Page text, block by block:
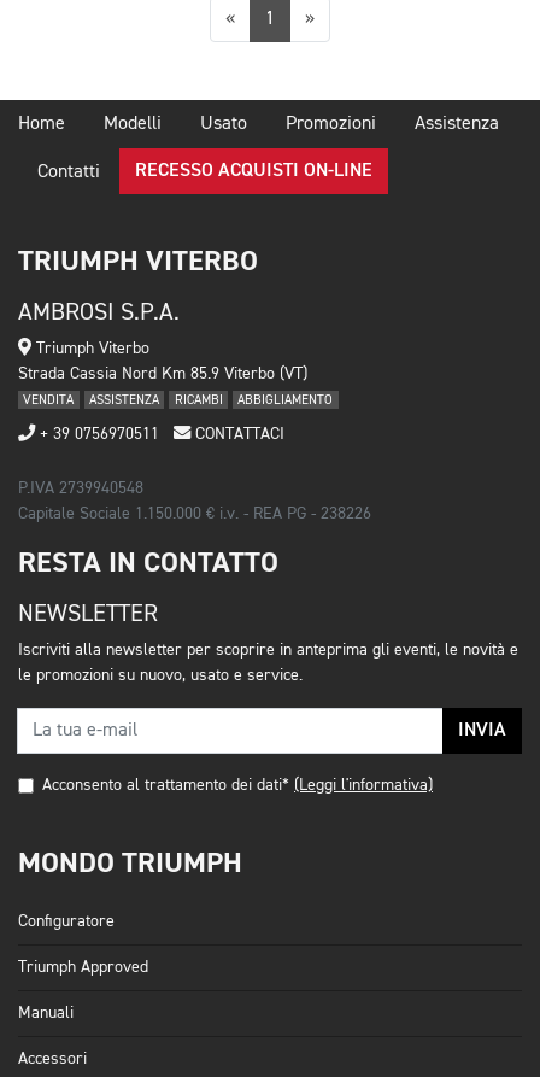
«Precedente
1 »Successiva
Home Modelli Usato Promozioni Assistenza
Contatti RECESSO ACQUISTI ON-LINE
TRIUMPH VITERBO
AMBROSI S.P.A.
Triumph Viterbo
Strada Cassia Nord Km 85.9 Viterbo (VT)
VENDITA ASSISTENZA RICAMBI ABBIGLIAMENTO
+ 39 0756970511 CONTATTACI
P.IVA 2739940548
Capitale Sociale 1.150.000 € i.v. - REA PG - 238226
RESTA IN CONTATTO
NEWSLETTER
Iscriviti alla newsletter per scoprire in anteprima gli eventi, le novità e
le promozioni su nuovo, usato e service.
INVIA
Acconsento al trattamento dei dati* (Leggi l'informativa)
MONDO TRIUMPH
Configuratore
Triumph Approved
Manuali
Accessori